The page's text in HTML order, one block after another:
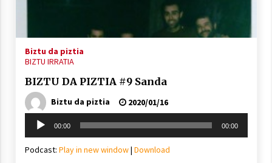
Biztu da piztia
BIZTU IRRATIA
BIZTU DA PIZTIA #9 Sanda
Biztu da piztia
2020/01/16
Soinu
erreproduzigailua
00:00 00:00
Podcast: Play in new window| Download